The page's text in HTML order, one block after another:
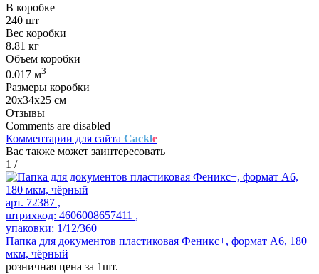
В коробке
240 шт
Вес коробки
8.81 кг
Объем коробки
0.017 м3
Размеры коробки
20х34х25 см
Отзывы
Comments are disabled
Комментарии для сайта Cackle
Вас также может заинтересовать
1 /
арт. 72387 ,
штрихкод: 4606008657411 ,
упаковки: 1/12/360
Папка для документов пластиковая Феникс+, формат А6, 180
мкм, чёрный
розничная цена за 1шт.